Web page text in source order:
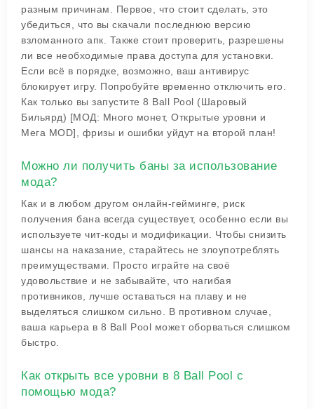
разным причинам. Первое, что стоит сделать, это
убедиться, что вы скачали последнюю версию
взломанного апк. Также стоит проверить, разрешены
ли все необходимые права доступа для установки.
Если всё в порядке, возможно, ваш антивирус
блокирует игру. Попробуйте временно отключить его.
Как только вы запустите 8 Ball Pool (Шаровый
Бильярд) [МОД: Много монет, Открытые уровни и
Мега MOD], фризы и ошибки уйдут на второй план!
Можно ли получить баны за использование
мода?
Как и в любом другом онлайн-гейминге, риск
получения бана всегда существует, особенно если вы
используете чит-коды и модификации. Чтобы снизить
шансы на наказание, старайтесь не злоупотреблять
преимуществами. Просто играйте на своё
удовольствие и не забывайте, что нагибая
противников, лучше оставаться на плаву и не
выделяться слишком сильно. В противном случае,
ваша карьера в 8 Ball Pool может оборваться слишком
быстро.
Как открыть все уровни в 8 Ball Pool с
помощью мода?